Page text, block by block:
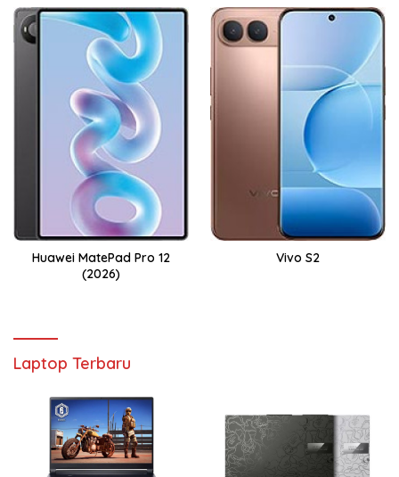
Huawei MatePad Pro 12
(2026)
Vivo S2
Laptop Terbaru